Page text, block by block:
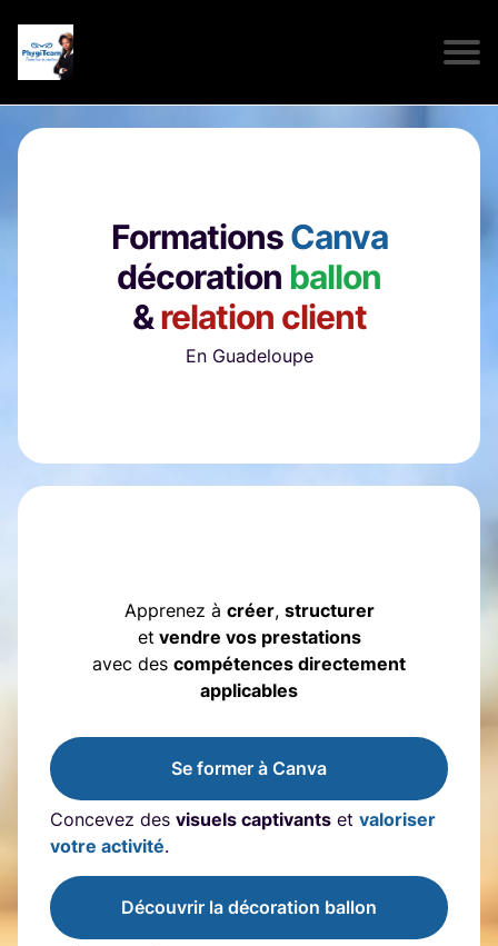
FormationsCanva
décoration ballon
&relation client
En Guadeloupe
Apprenez à créer, structurer
et vendre vos prestations
avec des compétences directement
applicables
Se former à Canva
Concevez des visuels captivants et valoriser
votre activité.
Découvrir la décoration ballon